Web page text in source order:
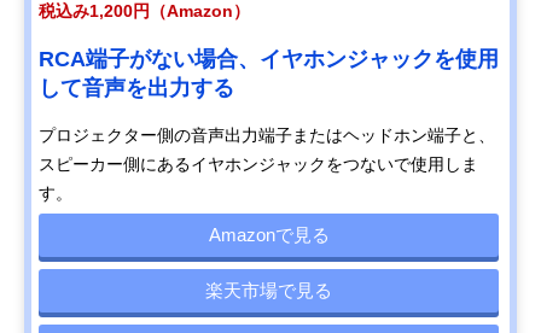
税込み1,200円（Amazon）
RCA端子がない場合、イヤホンジャックを使用
して音声を出力する
プロジェクター側の音声出力端子またはヘッドホン端子と、
スピーカー側にあるイヤホンジャックをつないで使用しま
す。
Amazonで見る
楽天市場で見る